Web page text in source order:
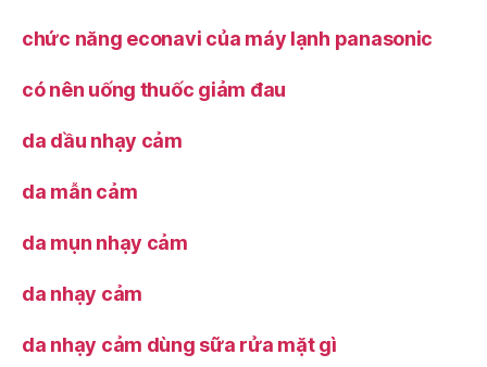
chức năng econavi của máy lạnh panasonic
có nên uống thuốc giảm đau
da dầu nhạy cảm
da mẫn cảm
da mụn nhạy cảm
da nhạy cảm
da nhạy cảm dùng sữa rửa mặt gì